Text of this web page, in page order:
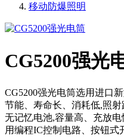
移动防爆照明
CG5200强光
CG5200强光电筒选用进口
节能、寿命长、消耗低,照
无记忆电池,容量高、充放
用编程IC控制电路、按钮式